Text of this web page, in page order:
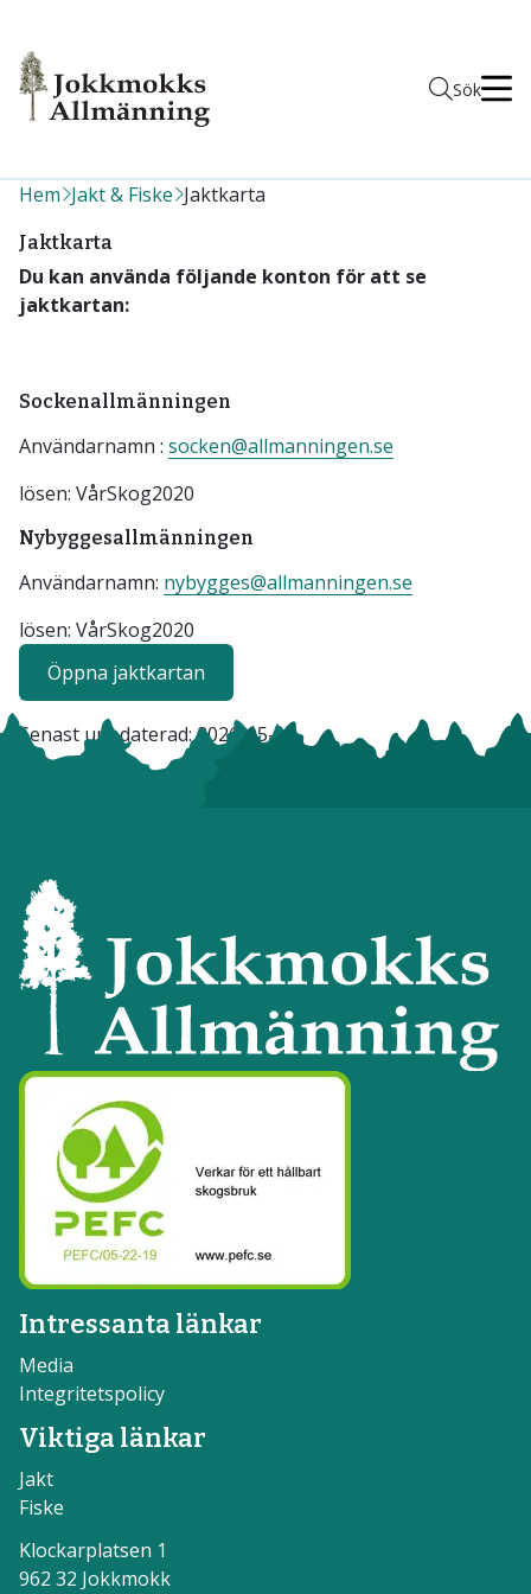
Sök
Hem Jakt & Fiske Jaktkarta
Jaktkarta
Du kan använda följande konton för att se
jaktkartan:
Sockenallmänningen
Användarnamn : socken@allmanningen.se
lösen: VårSkog2020
Nybyggesallmänningen
Användarnamn: nybygges@allmanningen.se
lösen: VårSkog2020
Öppna jaktkartan
Senast uppdaterad:2026-05-19
Intressanta länkar
Media
Integritetspolicy
Viktiga länkar
Jakt
Fiske
Klockarplatsen 1
962 32 Jokkmokk